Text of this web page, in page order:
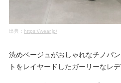
出典： https://wear.jp/
渋めベージュがおしゃれなチノパ
トをレイヤードしたガーリーなレ